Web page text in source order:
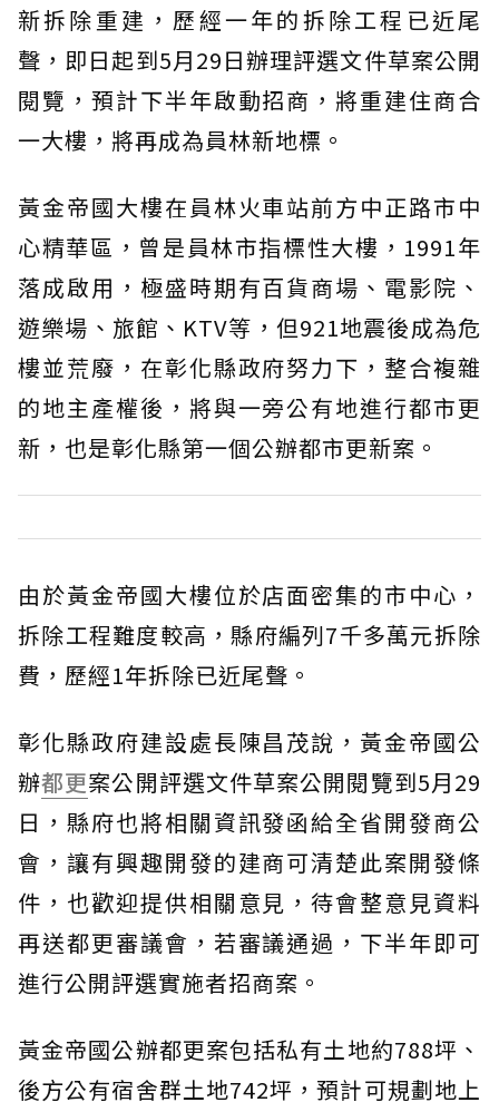
新拆除重建，歷經一年的拆除工程已近尾
聲，即日起到5月29日辦理評選文件草案公開
閱覽，預計下半年啟動招商，將重建住商合
一大樓，將再成為員林新地標。
黃金帝國大樓在員林火車站前方中正路市中
心精華區，曾是員林市指標性大樓，1991年
落成啟用，極盛時期有百貨商場、電影院、
遊樂場、旅館、KTV等，但921地震後成為危
樓並荒廢，在彰化縣政府努力下，整合複雜
的地主產權後，將與一旁公有地進行都市更
新，也是彰化縣第一個公辦都市更新案。
由於黃金帝國大樓位於店面密集的市中心，
拆除工程難度較高，縣府編列7千多萬元拆除
費，歷經1年拆除已近尾聲。
彰化縣政府建設處長陳昌茂說，黃金帝國公
辦都更案公開評選文件草案公開閱覽到5月29
日，縣府也將相關資訊發函給全省開發商公
會，讓有興趣開發的建商可清楚此案開發條
件，也歡迎提供相關意見，待會整意見資料
再送都更審議會，若審議通過，下半年即可
進行公開評選實施者招商案。
黃金帝國公辦都更案包括私有土地約788坪、
後方公有宿舍群土地742坪，預計可規劃地上